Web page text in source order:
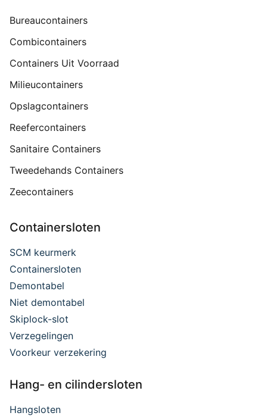
Bureaucontainers
Combicontainers
Containers Uit Voorraad
Milieucontainers
Opslagcontainers
Reefercontainers
Sanitaire Containers
Tweedehands Containers
Zeecontainers
Containersloten
SCM keurmerk
Containersloten
Demontabel
Niet demontabel
Skiplock-slot
Verzegelingen
Voorkeur verzekering
Hang- en cilindersloten
Hangsloten